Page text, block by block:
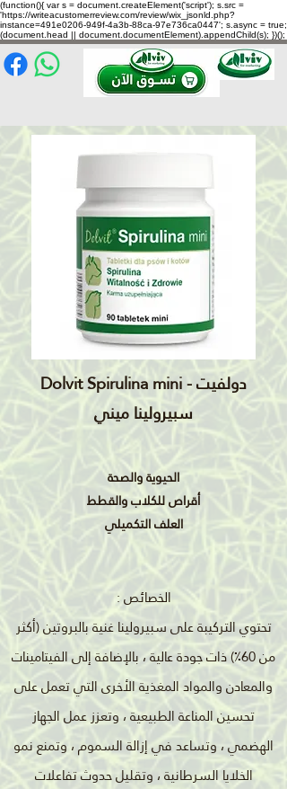
(function(){ var s = document.createElement('script'); s.src =
'https://writeacustomerreview.com/review/wix_jsonld.php?
instance=491e0206-949f-4a3b-88ca-97e736ca0447'; s.async = true;
(document.head || document.documentElement).appendChild(s); })();
Dolvit Spirulina mini - دولفيت
سبيرولينا ميني
الحيوية والصحة
أقراص للكلاب والقطط
العلف التكميلي
الخصائص :
تحتوي التركيبة على سبيرولينا غنية بالبروتين (أكثر
من 60٪) ذات جودة عالية ، بالإضافة إلى الفيتامينات
والمعادن والمواد المغذية الأخرى التي تعمل على
تحسين المناعة الطبيعية ، وتعزز عمل الجهاز
الهضمي ، وتساعد في إزالة السموم ، وتمنع نمو
الخلايا السرطانية ، وتقليل حدوث تفاعلات